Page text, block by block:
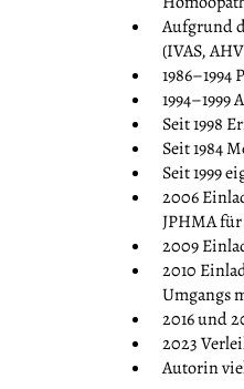
Aufgrund
(IVAS,
Seit 1998
Seit 1984
Seit 1999
2006
JPHMA
2009
2010
Umgangs
2016 und
2023
Autorin